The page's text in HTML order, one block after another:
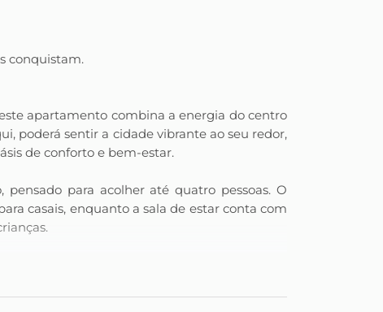
conquistam.
apartamento combina a energia do centro
poderá sentir a cidade vibrante ao seu redor,
de conforto e bem-estar.
para acolher até quatro pessoas. O
casais, enquanto a sala de estar conta com
relaxante. A casa de banho completa serve
com máquina de lavar roupa, estendal e